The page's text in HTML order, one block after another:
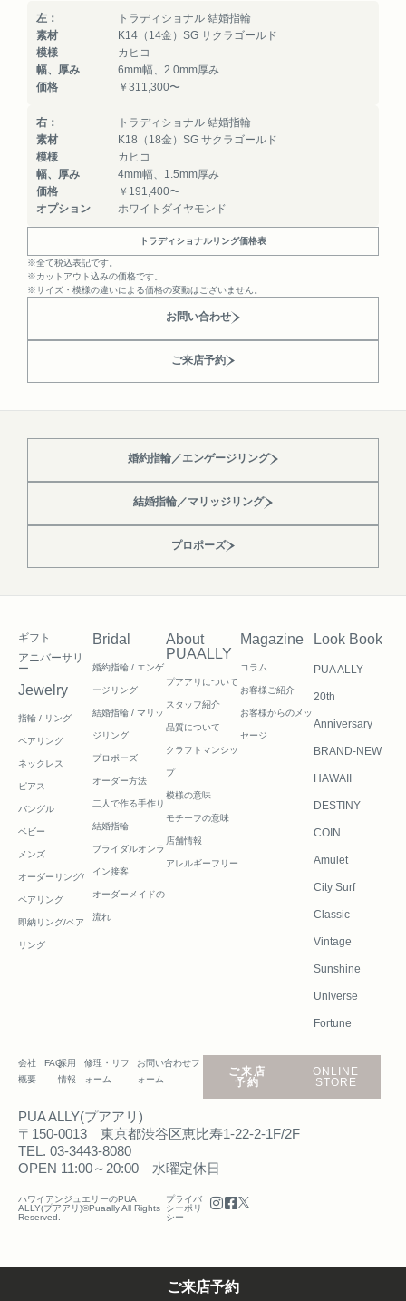
左：
トラディショナル 結婚指輪
素材
K14（14金）SG サクラゴールド
模様
カヒコ
幅、厚み
6mm幅、2.0mm厚み
価格
￥311,300〜
右：
トラディショナル 結婚指輪
素材
K18（18金）SG サクラゴールド
模様
カヒコ
幅、厚み
4mm幅、1.5mm厚み
価格
￥191,400〜
オプション
ホワイトダイヤモンド
トラディショナルリング価格表
※全て税込表記です。
※カットアウト込みの価格です。
※サイズ・模様の違いによる価格の変動はございません。
お問い合わせ
ご来店予約
婚約指輪／エンゲージリング
結婚指輪／マリッジリング
プロポーズ
ギフト
アニバーサリ
ー
Jewelry
指輪 / リング
ペアリング
ネックレス
ピアス
バングル
ベビー
メンズ
オーダーリング/
ペアリング
即納リング/ペア
リング
Bridal
婚約指輪 / エンゲ
ージリング
結婚指輪 / マリッ
ジリング
プロポーズ
オーダー方法
二人で作る手作り
結婚指輪
ブライダルオンラ
イン接客
オーダーメイドの
流れ
About
PUAALLY
プアアリについて
スタッフ紹介
品質について
クラフトマンシッ
プ
模様の意味
モチーフの意味
店舗情報
アレルギーフリー
Magazine
コラム
お客様ご紹介
お客様からのメッ
セージ
Look Book
PUA ALLY
20th
Anniversary
BRAND-NEW
HAWAII
DESTINY
COIN
Amulet
City Surf
Classic
Vintage
Sunshine
Universe
Fortune
会社
概要
FAQ採用
情報
修理・リフ
ォーム
お問い合わせフ
ォーム
ご来店
予約
ONLINE
STORE
PUA ALLY(プアアリ)
〒150-0013 東京都渋谷区恵比寿1-22-2-1F/2F
TEL. 03-3443-8080
OPEN 11:00～20:00 水曜定休日
ハワイアンジュエリーのPUA
ALLY(プアアリ)©Puaally All Rights
Reserved.
プライバ
シーポリ
シー
ご来店予約